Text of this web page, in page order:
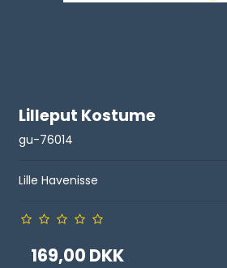
Lilleput Kostume
gu-76014
Lille Havenisse
169,00 DKK